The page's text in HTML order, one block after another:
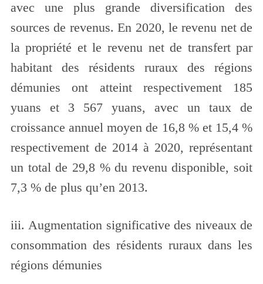
avec une plus grande diversification des
sources de revenus. En 2020, le revenu net de
la propriété et le revenu net de transfert par
habitant des résidents ruraux des régions
démunies ont atteint respectivement 185
yuans et 3 567 yuans, avec un taux de
croissance annuel moyen de 16,8 % et 15,4 %
respectivement de 2014 à 2020, représentant
un total de 29,8 % du revenu disponible, soit
7,3 % de plus qu’en 2013.
iii. Augmentation significative des niveaux de
consommation des résidents ruraux dans les
régions démunies